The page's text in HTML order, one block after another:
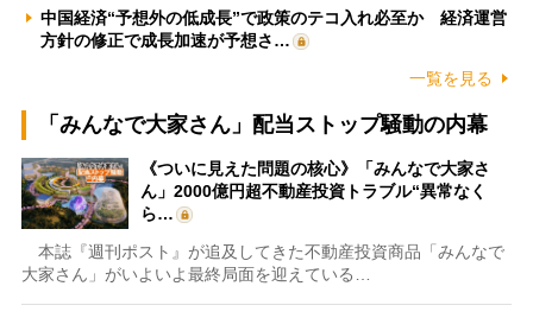
中国経済“予想外の低成長”で政策のテコ入れ必至か 経済運営
方針の修正で成長加速が予想さ…
一覧を見る
「みんなで大家さん」配当ストップ騒動の内幕
《ついに見えた問題の核心》「みんなで大家さ
ん」2000億円超不動産投資トラブル“異常なく
ら…
本誌『週刊ポスト』が追及してきた不動産投資商品「みんなで
大家さん」がいよいよ最終局面を迎えている…